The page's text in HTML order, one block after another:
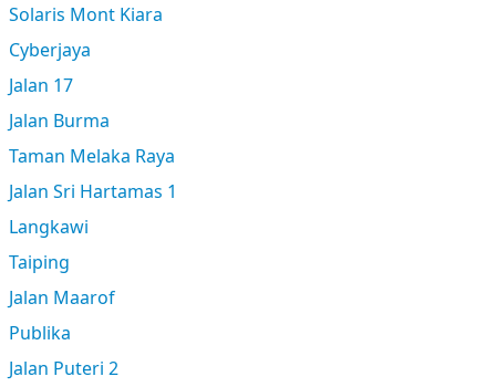
Solaris Mont Kiara
Cyberjaya
Jalan 17
Jalan Burma
Taman Melaka Raya
Jalan Sri Hartamas 1
Langkawi
Taiping
Jalan Maarof
Publika
Jalan Puteri 2